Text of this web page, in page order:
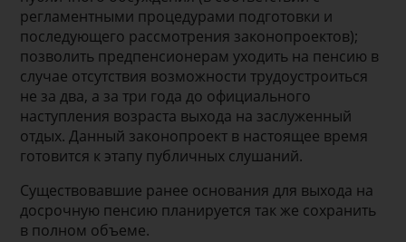
регламентными процедурами подготовки и
последующего рассмотрения законопроектов);
позволить предпенсионерам уходить на пенсию в
случае отсутствия возможности трудоустроиться
не за два, а за три года до официального
наступления возраста выхода на заслуженный
отдых. Данный законопроект в настоящее время
готовится к этапу публичных слушаний.
Существовавшие ранее основания для выхода на
досрочную пенсию планируется так же сохранить
в полном объеме.